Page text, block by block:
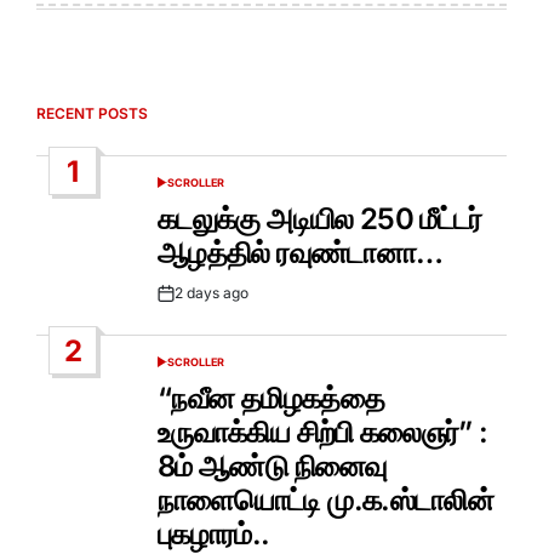
RECENT POSTS
1
POSTED
SCROLLER
கடலுக்கு அடியில 250 மீட்டர்
ஆழத்தில் ரவுண்டானா…
Post2 days ago
2
POSTED
IN
SCROLLER
“நவீன தமிழகத்தை
உருவாக்கிய சிற்பி கலைஞர்” :
8ம் ஆண்டு நினைவு
நாளையொட்டி மு.க.ஸ்டாலின்
புகழாரம்..